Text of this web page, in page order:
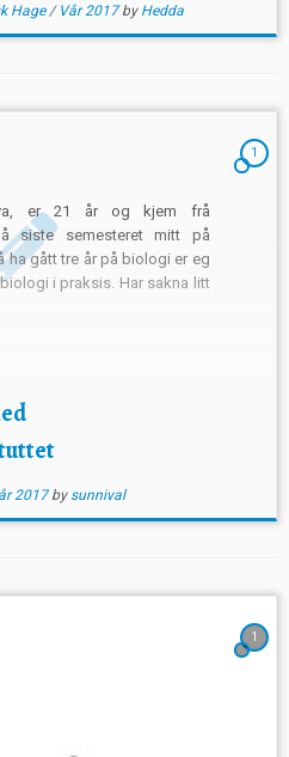
Hage/ Vår 2017by Hedda
1
er 21 år og kjem frå
siste semesteret mitt på
ha gått tre år på biologi er eg
i praksis. Har sakna litt
2017by sunnival
1